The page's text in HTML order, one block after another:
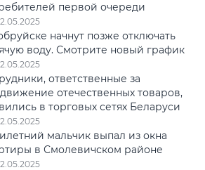
первой очереди
начнут позже отключать
воду. Смотрите новый график
ответственные за
отечественных товаров,
в торговых сетях Беларуси
мальчик выпал из окна
в Смолевичском районе